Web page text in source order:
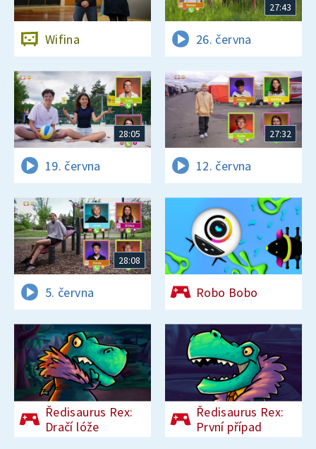
Wifina
27:43
26. června
28:05
19. června
27:32
12. června
28:08
5. června Robo Bobo
Ředisaurus Rex:
Dračí lóže
Ředisaurus Rex:
První případ